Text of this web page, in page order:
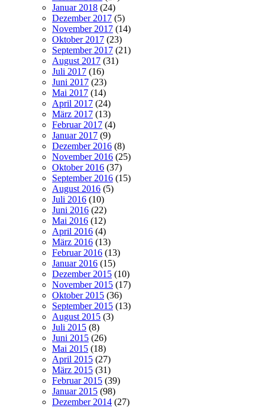
Januar 2018 (24)
Dezember 2017 (5)
November 2017 (14)
Oktober 2017 (23)
September 2017 (21)
August 2017 (31)
Juli 2017 (16)
Juni 2017 (23)
Mai 2017 (14)
April 2017 (24)
März 2017 (13)
Februar 2017 (4)
Januar 2017 (9)
Dezember 2016 (8)
November 2016 (25)
Oktober 2016 (37)
September 2016 (15)
August 2016 (5)
Juli 2016 (10)
Juni 2016 (22)
Mai 2016 (12)
April 2016 (4)
März 2016 (13)
Februar 2016 (13)
Januar 2016 (15)
Dezember 2015 (10)
November 2015 (17)
Oktober 2015 (36)
September 2015 (13)
August 2015 (3)
Juli 2015 (8)
Juni 2015 (26)
Mai 2015 (18)
April 2015 (27)
März 2015 (31)
Februar 2015 (39)
Januar 2015 (98)
Dezember 2014 (27)